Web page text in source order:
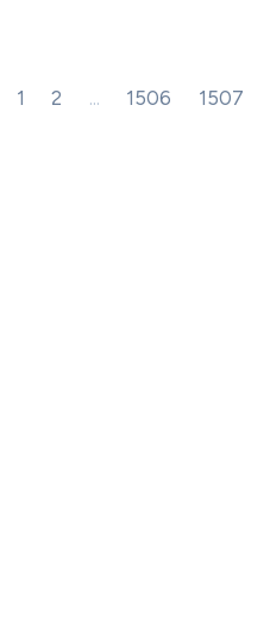
1 2 ... 1506 1507